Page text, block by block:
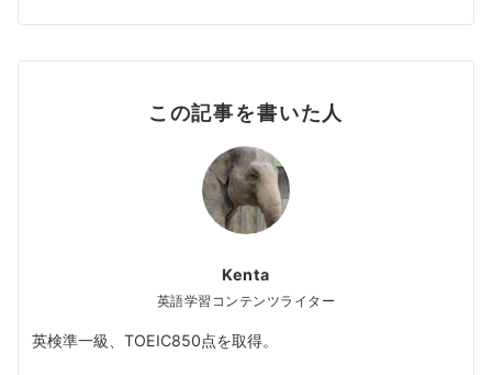
この記事を書いた人
Kenta
英語学習コンテンツライター
英検準一級、TOEIC850点を取得。